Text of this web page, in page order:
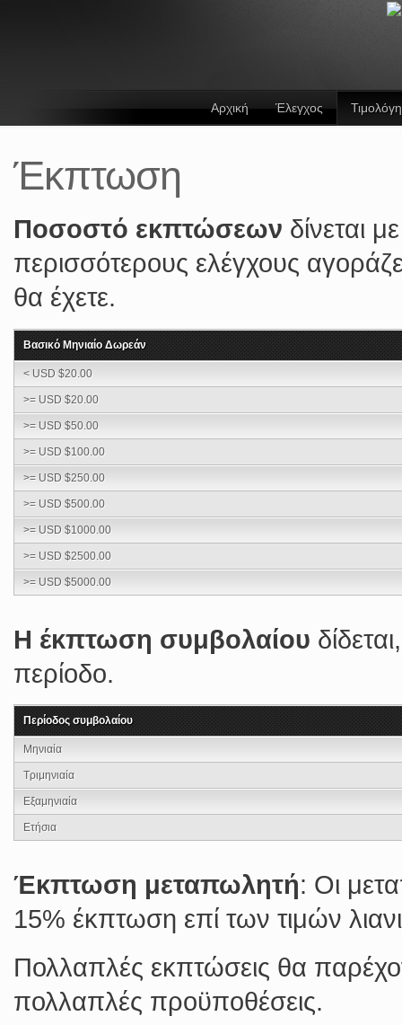
Αρχική Έλεγχος
Έκπτωση
Ποσοστό εκπτώσεων δίνεται
περισσότερους ελέγχους
θα έχετε.
Βασικό Μηνιαίο Δωρεάν
< USD $20.00
>= USD $20.00
>= USD $50.00
>= USD $100.00
>= USD $250.00
>= USD $500.00
>= USD $1000.00
>= USD $2500.00
>= USD $5000.00
Η έκπτωση συμβολαίου
περίοδο.
Περίοδος συμβολαίου
Μηνιαία
Τριμηνιαία
Εξαμηνιαία
Ετήσια
Έκπτωση μεταπωλητή: Οι
15% έκπτωση επί των τιμών
Πολλαπλές εκπτώσεις θα
πολλαπλές προϋποθέσεις.